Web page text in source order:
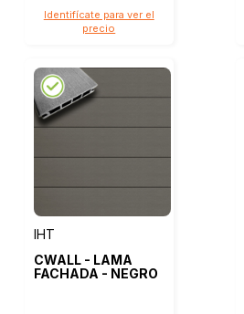
Identifícate para ver el
precio
IHT
CWALL - LAMA
FACHADA - NEGRO